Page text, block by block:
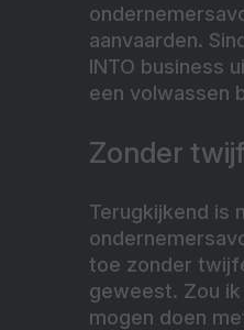
aanvaarden.
INTO business
een volwassen
Zonder
Terugkijkend is
toe zonder
geweest. Zou
mogen doen